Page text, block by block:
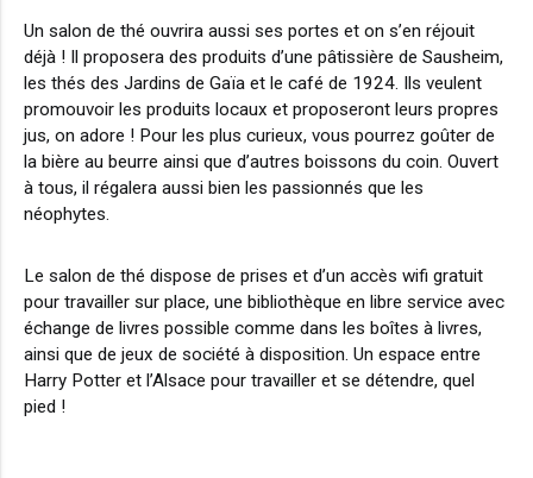
Un salon de thé ouvrira aussi ses portes et on s’en réjouit
déjà ! Il proposera des produits d’une pâtissière de Sausheim,
les thés des Jardins de Gaïa et le café de 1924. Ils veulent
promouvoir les produits locaux et proposeront leurs propres
jus, on adore ! Pour les plus curieux, vous pourrez goûter de
la bière au beurre ainsi que d’autres boissons du coin. Ouvert
à tous, il régalera aussi bien les passionnés que les
néophytes.
Le salon de thé dispose de prises et d’un accès wifi gratuit
pour travailler sur place, une bibliothèque en libre service avec
échange de livres possible comme dans les boîtes à livres,
ainsi que de jeux de société à disposition. Un espace entre
Harry Potter et l’Alsace pour travailler et se détendre, quel
pied !